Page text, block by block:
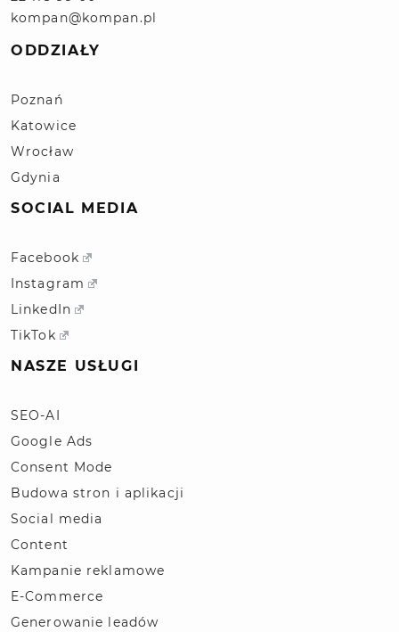
kompan@kompan.pl
ODDZIAŁY
Poznań
Katowice
Wrocław
Gdynia
SOCIAL MEDIA
Facebook
Instagram
LinkedIn
TikTok
NASZE USŁUGI
SEO-AI
Google Ads
Consent Mode
Budowa stron i aplikacji
Social media
Content
Kampanie reklamowe
E-Commerce
Generowanie leadów